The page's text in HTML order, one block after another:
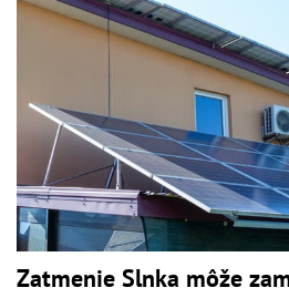
Zatmenie Slnka môže